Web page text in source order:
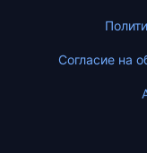
Согласие на